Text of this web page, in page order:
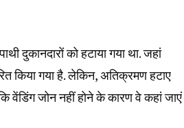
दुकानदारों को हटाया गया था. जहां
किया गया है. लेकिन, अतिक्रमण हटाए
वेंडिंग जोन नहीं होने के कारण वे कहां जाएं